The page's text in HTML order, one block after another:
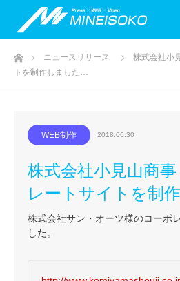
ホームニュースリリース
株式会社小
トを制作しました…
WEB制作 2018.06.30
株式会社小見山商
レートサイトを制
株式会社サン・オーツ様のコーポ
した。